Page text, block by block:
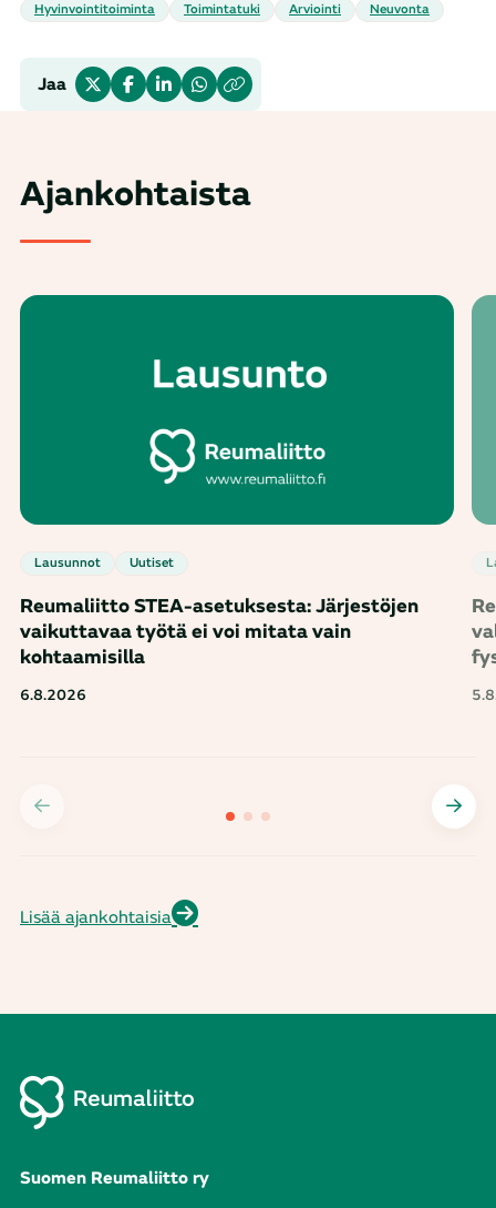
hyvinvointitoiminta
toimintatuki arviointi neuvonta
Jaa
Ajankohtaista
Lausunnot Uutiset
Reumaliitto STEA-asetuksesta: Järjestöjen
vaikuttavaa työtä ei voi mitata vain
kohtaamisilla
6.8.2026
Lisää ajankohtaisia
Suomen Reumaliitto ry